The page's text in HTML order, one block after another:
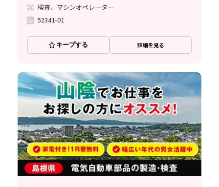
検査、マシンオペレーター
52341-01
キープする 詳細を見る